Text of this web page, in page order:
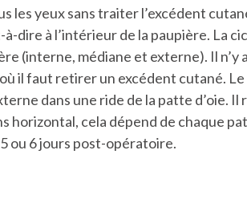
les yeux sans traiter l’excédent
dire à l’intérieur de la paupière. La
(interne, médiane et externe). Il n’y
il faut retirer un excédent cutané.
dans une ride de la patte d’oie.
horizontal, cela dépend de chaque
ou 6 jours post-opératoire.